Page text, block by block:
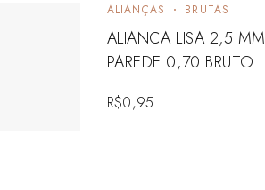
ALIANÇAS BRUTAS
ALIANCA LISA 2,5 MM
PAREDE 0,70 BRUTO
R$0,95